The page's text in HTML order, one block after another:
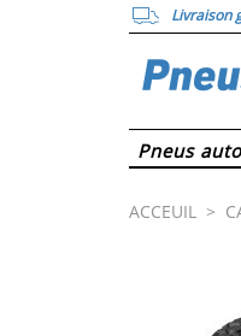
Livraison
Pneus auto
ACCEUIL >